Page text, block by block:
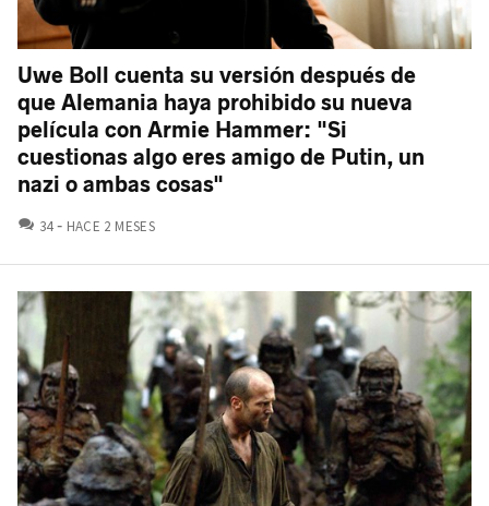
Uwe Boll cuenta su versión después de
que Alemania haya prohibido su nueva
película con Armie Hammer: "Si
cuestionas algo eres amigo de Putin, un
nazi o ambas cosas"
34 COMENTARIOS
HACE 2 MESES